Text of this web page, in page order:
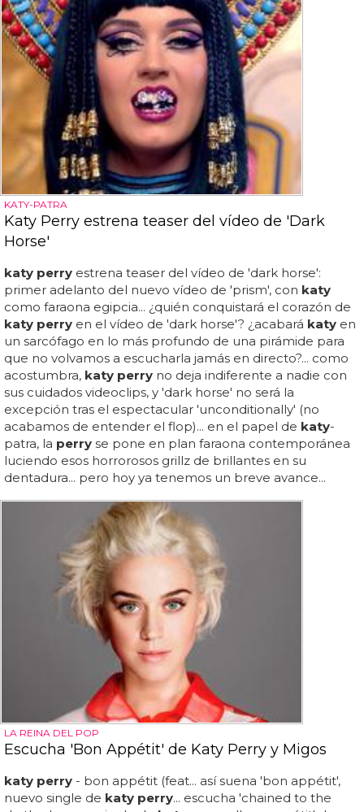
KATY-PATRA
Katy Perry estrena teaser del vídeo de 'Dark
Horse'
katy perry estrena teaser del vídeo de 'dark horse':
primer adelanto del nuevo vídeo de 'prism', con katy
como faraona egipcia... ¿quién conquistará el corazón de
katy perry en el vídeo de 'dark horse'? ¿acabará katy en
un sarcófago en lo más profundo de una pirámide para
que no volvamos a escucharla jamás en directo?... como
acostumbra, katy perry no deja indiferente a nadie con
sus cuidados videoclips, y 'dark horse' no será la
excepción tras el espectacular 'unconditionally' (no
acabamos de entender el flop)... en el papel de katy-
patra, la perry se pone en plan faraona contemporánea
luciendo esos horrorosos grillz de brillantes en su
dentadura... pero hoy ya tenemos un breve avance...
LA REINA DEL POP
Escucha 'Bon Appétit' de Katy Perry y Migos
katy perry - bon appétit (feat... así suena 'bon appétit',
nuevo single de katy perry... escucha 'chained to the